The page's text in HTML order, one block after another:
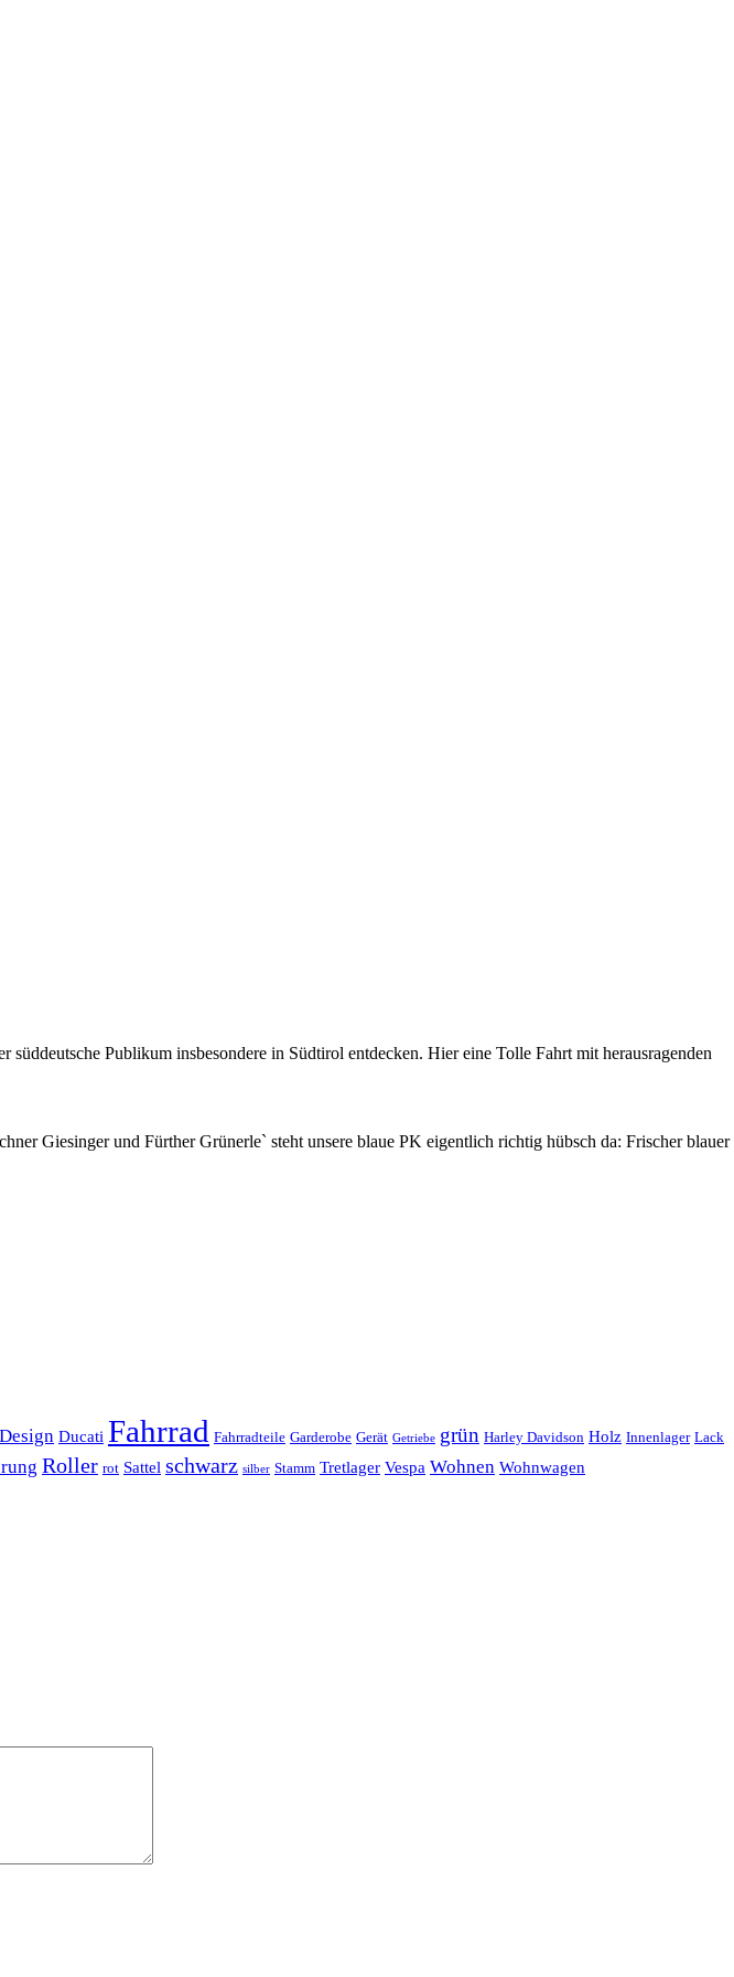
Publikum insbesondere in Südtirol entdecken. Hier eine Tolle Fahrt mit herausragenden
Giesinger und Fürther Grünerle` steht unsere blaue PK eigentlich richtig hübsch da: Frischer blauer
Design Ducati Fahrrad Fahrradteile Garderobe Gerät Getriebe grün Harley Davidson Holz Innenlager Lack
Roller rot Sattel schwarz silber Stamm Tretlager Vespa Wohnen Wohnwagen